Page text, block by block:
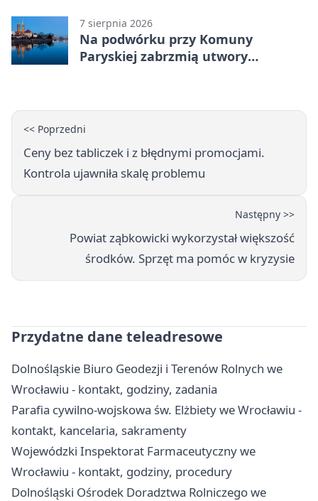
7 sierpnia 2026
Na podwórku przy Komuny
Paryskiej zabrzmią utwory
<< Poprzedni
Ceny bez tabliczek i z błędnymi promocjami.
Kontrola ujawniła skalę problemu
Następny >>
Powiat ząbkowicki wykorzystał większość
środków. Sprzęt ma pomóc w kryzysie
Przydatne dane teleadresowe
Dolnośląskie Biuro Geodezji i Terenów Rolnych we
Wrocławiu - kontakt, godziny, zadania
Parafia cywilno-wojskowa św. Elżbiety we Wrocławiu -
kontakt, kancelaria, sakramenty
Wojewódzki Inspektorat Farmaceutyczny we
Wrocławiu - kontakt, godziny, procedury
Dolnośląski Ośrodek Doradztwa Rolniczego we